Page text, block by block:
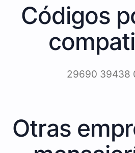
Códigos
29690 39438
Otras